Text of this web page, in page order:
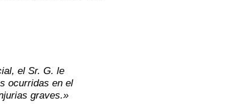
el Sr. G. le
ocurridas en el
graves.»